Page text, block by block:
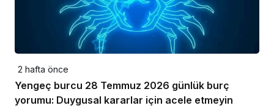
2 hafta önce
Yengeç burcu 28 Temmuz 2026 günlük burç
yorumu: Duygusal kararlar için acele etmeyin